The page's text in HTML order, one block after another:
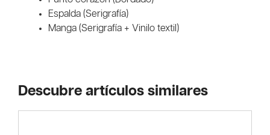
Espalda (Serigrafía)
Manga (Serigrafía + Vinilo textil)
Descubre artículos similares